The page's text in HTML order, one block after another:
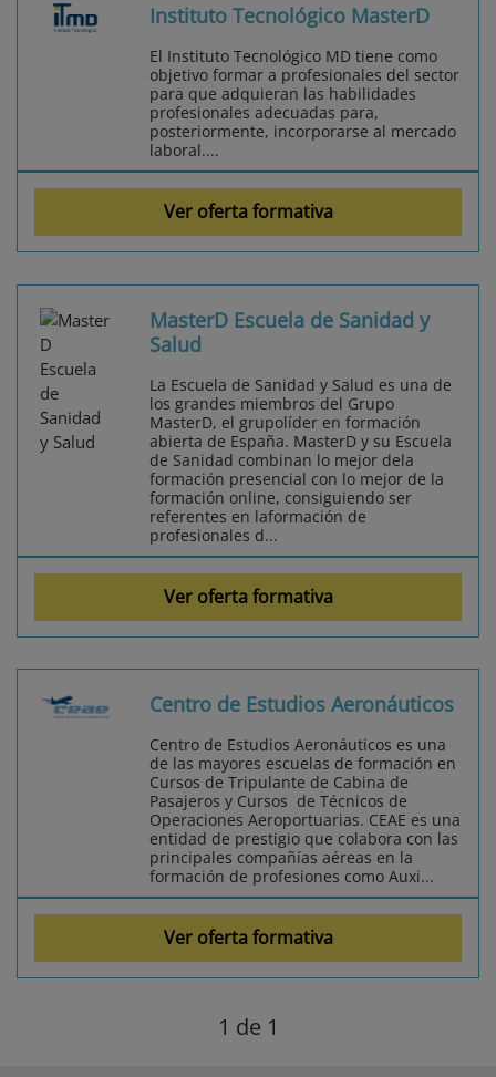
Instituto Tecnológico MasterD
El Instituto Tecnológico MD tiene como
objetivo formar a profesionales del sector
para que adquieran las habilidades
profesionales adecuadas para,
posteriormente, incorporarse al mercado
laboral....
Ver oferta formativa
MasterD Escuela de Sanidad y
Salud
La Escuela de Sanidad y Salud es una de
los grandes miembros del Grupo
MasterD, el grupolíder en formación
abierta de España. MasterD y su Escuela
de Sanidad combinan lo mejor dela
formación presencial con lo mejor de la
formación online, consiguiendo ser
referentes en laformación de
profesionales d...
Ver oferta formativa
Centro de Estudios Aeronáuticos
Centro de Estudios Aeronáuticos es una
de las mayores escuelas de formación en
Cursos de Tripulante de Cabina de
Pasajeros y Cursos de Técnicos de
Operaciones Aeroportuarias. CEAE es una
entidad de prestigio que colabora con las
principales compañías aéreas en la
formación de profesiones como Auxi...
Ver oferta formativa
1 de 1